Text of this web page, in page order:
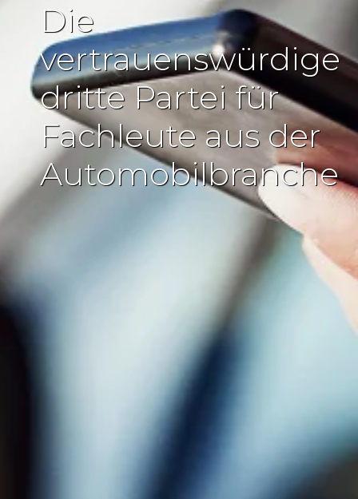
Die
vertrauenswürdige
dritte Partei für
Fachleute aus der
Automobilbranche